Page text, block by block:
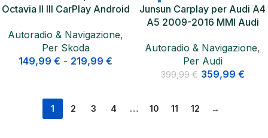
Octavia II III CarPlay Android
Autoradio & Navigazione,
Per Skoda
149,99 € - 219,99 €
Junsun Carplay per Audi A4
A5 2009-2016 MMI Audi
Multimedia Carplay Android
Auto
Autoradio & Navigazione,
Per Audi
399,99€ 359,99 €
1 2 3 4 … 10 11 12 →